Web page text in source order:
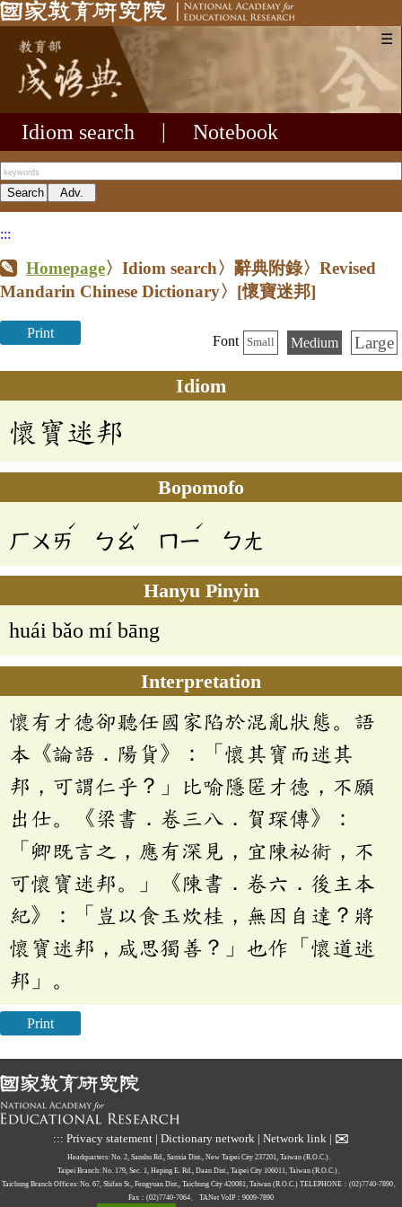
☰
Idiom search Notebook
:::
Homepage〉Idiom search〉辭典附錄〉Revised
Mandarin Chinese Dictionary〉 [懷寶迷邦]
Print
Font Small Medium Large
Idiom
懷寶迷邦
Bopomofo
ㄏㄨㄞ
ˊ
ㄅㄠ
ˇ
ㄇㄧ
ˊ
ㄅㄤ
Hanyu Pinyin
huái bǎo mí bāng
Interpretation
懷有才德卻聽任國家陷於混亂狀態。語
本《論語．陽貨》：「懷其寶而迷其
邦，可謂仁乎？」比喻隱匿才德，不願
出仕。《梁書．卷三八．賀琛傳》：
「卿既言之，應有深見，宜陳祕術，不
可懷寶迷邦。」《陳書．卷六．後主本
紀》：「豈以食玉炊桂，無因自達？將
懷寶迷邦，咸思獨善？」也作「懷道迷
邦」。
Print
::: Privacy statement | Dictionary network | Network link | ✉
Headquarters: No. 2, Sanshu Rd., Sanxia Dist., New Taipei City 237201, Taiwan (R.O.C.)、
Taipei Branch: No. 179, Sec. 1, Heping E. Rd., Daan Dist., Taipei City 106011, Taiwan (R.O.C.)、
Taichung Branch Offices: No. 67, Shifan St., Fengyuan Dist., Taichung City 420081, Taiwan (R.O.C.) TELEPHONE：(02)7740-7890、
Fax：(02)7740-7064、
TANet VoIP：9009-7890